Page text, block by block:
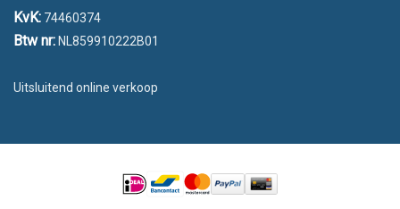
KvK: 74460374
Btw nr: NL859910222B01
Uitsluitend online verkoop